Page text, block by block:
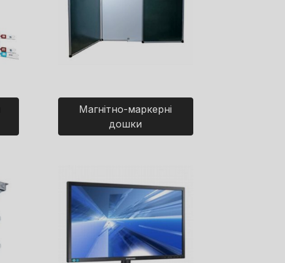
Магнітно-маркерні
дошки